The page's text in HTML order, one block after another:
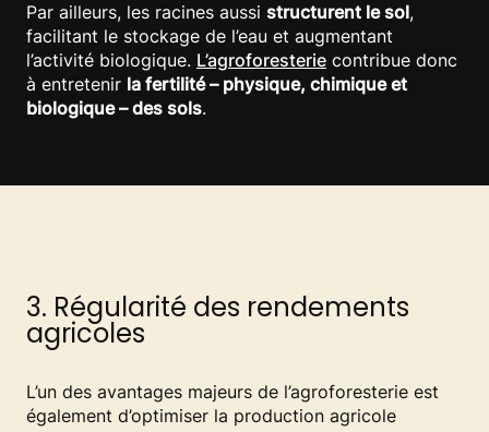
Par ailleurs, les racines aussi structurent le sol,
facilitant le stockage de l’eau et augmentant
l’activité biologique. L’agroforesterie contribue donc
à entretenir la fertilité – physique, chimique et
biologique – des sols.
3. Régularité des rendements
agricoles
L’un des avantages majeurs de l’agroforesterie est
également d’optimiser la production agricole